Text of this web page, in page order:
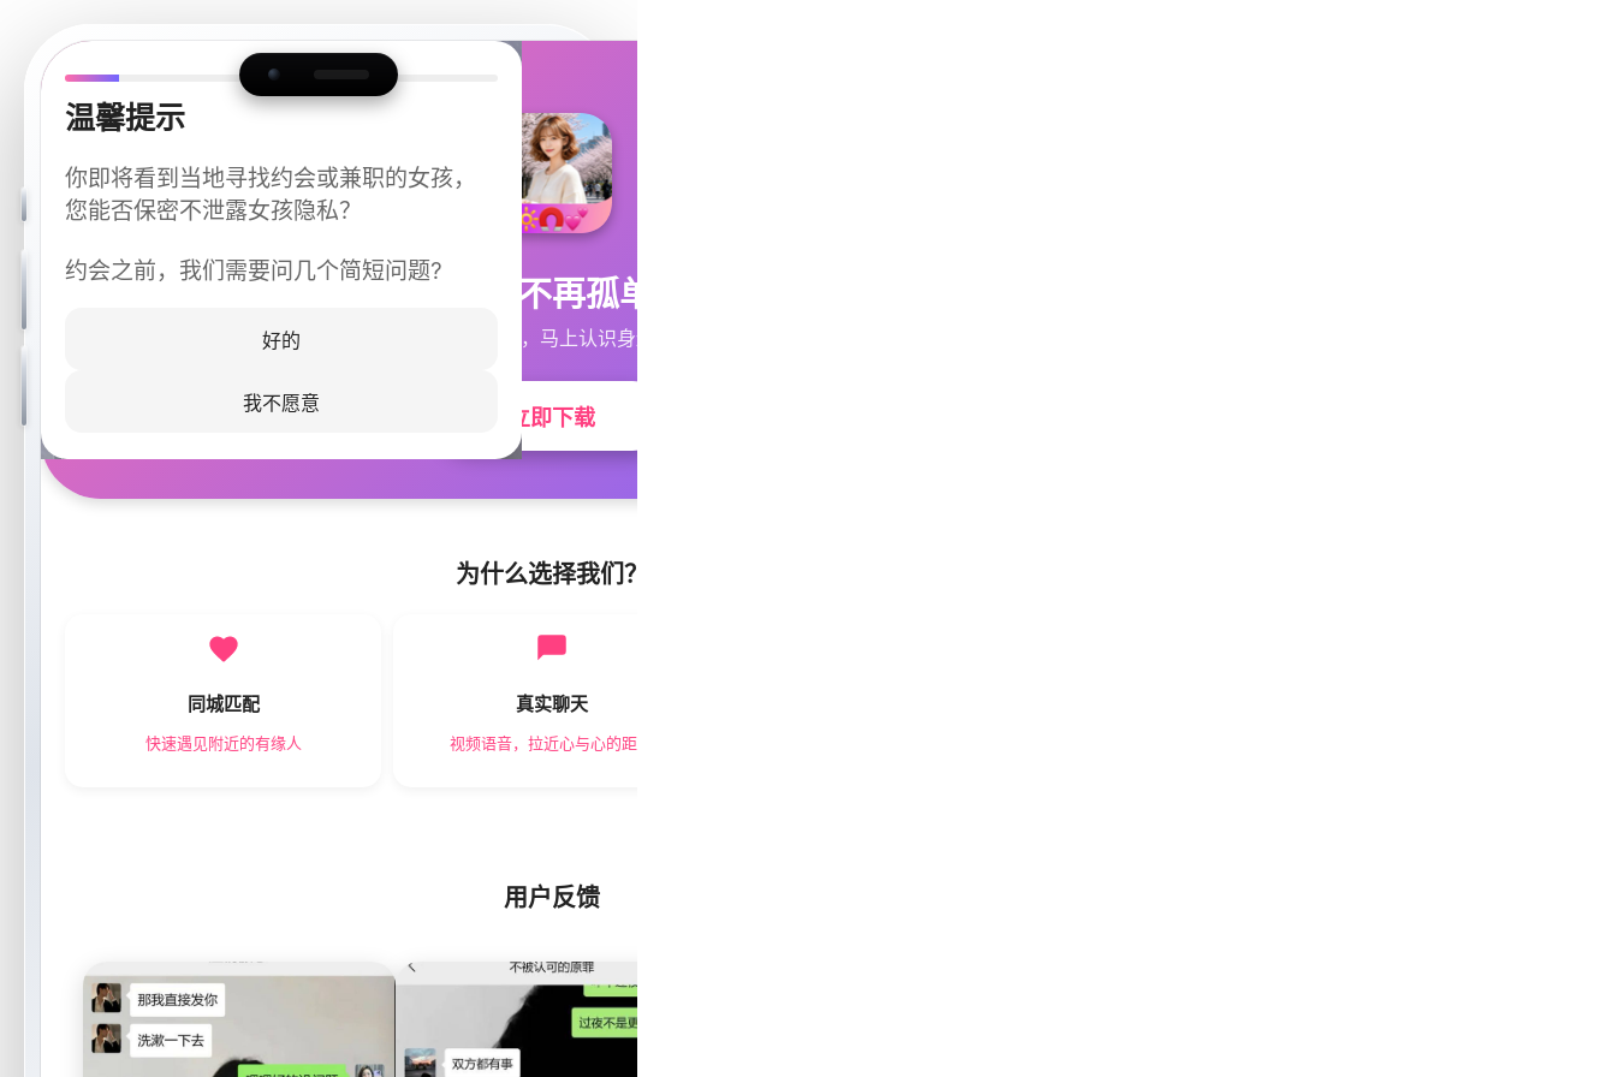
温馨提示
你即将看到当地寻找约会或兼职的女孩，
您能否保密不泄露女孩隐私？
约会之前，我们需要问几个简短问题?
好的
我不愿意
今晚不再孤单
同城快速匹配，马上认识身边的TA
立即下载
为什么选择我们？
同城匹配
快速遇见附近的有缘人
真实聊天
视频语音，拉近心与心的距离
用户反馈